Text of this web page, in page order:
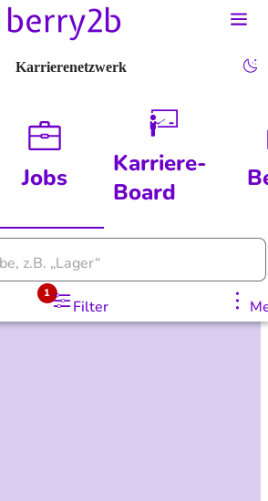
Karrierenetzwerk
Jobs
Karriere-
Board
Filter
1